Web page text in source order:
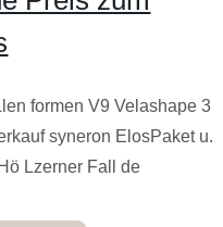
formen V9 Velashape 3
syneron ElosPaket u.
Lzerner Fall de